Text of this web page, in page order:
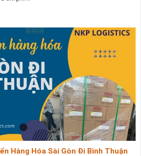
Hàng Hóa Sài Gòn Đi Bình Thuận